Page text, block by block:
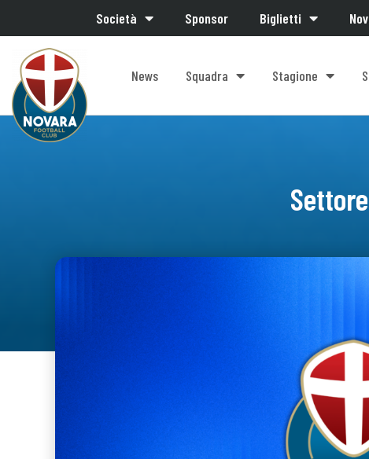
Società Sponsor Biglietti
News Squadra Stagione